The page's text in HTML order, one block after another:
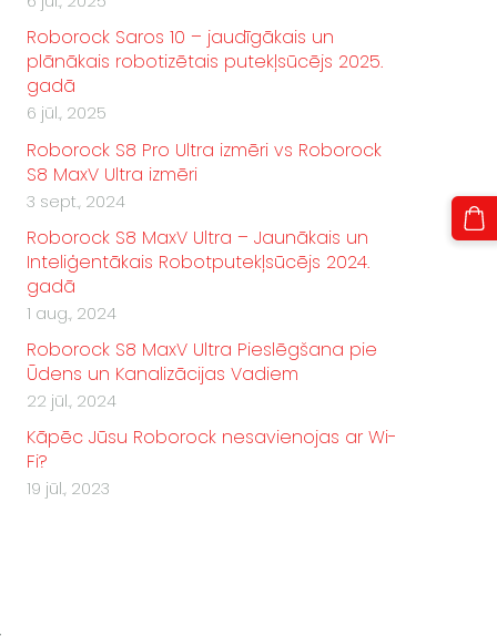
Roborock Saros 10 – jaudīgākais un
plānākais robotizētais putekļsūcējs 2025.
gadā
6 jūl., 2025
Roborock S8 Pro Ultra izmēri vs Roborock
S8 MaxV Ultra izmēri
3 sept., 2024
Roborock S8 MaxV Ultra – Jaunākais un
Inteliģentākais Robotputekļsūcējs 2024.
gadā
1 aug., 2024
Roborock S8 MaxV Ultra Pieslēgšana pie
Ūdens un Kanalizācijas Vadiem
22 jūl., 2024
Kāpēc Jūsu Roborock nesavienojas ar Wi-
Fi?
19 jūl., 2023